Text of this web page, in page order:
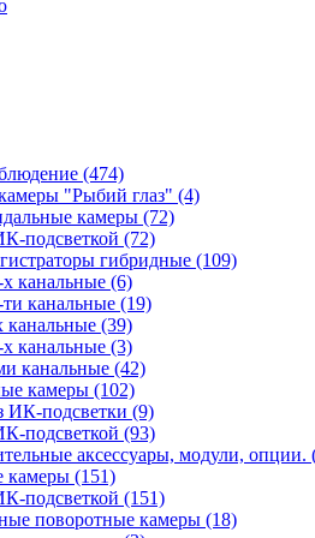
(474)
"Рыбий глаз" (4)
камеры (72)
подсветкой (72)
гибридные (109)
х канальные (6)
ти канальные (19)
канальные (39)
х канальные (3)
канальные (42)
камеры (102)
ИК-подсветки (9)
подсветкой (93)
аксессуары, модули, опции.
камеры (151)
подсветкой (151)
поворотные камеры (18)